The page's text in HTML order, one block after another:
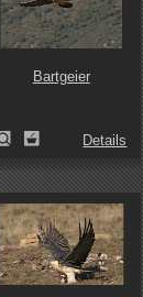
Bartgeier
Details